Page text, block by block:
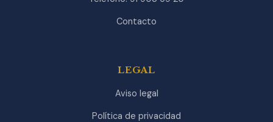
Contacto
LEGAL
Aviso legal
Política de privacidad